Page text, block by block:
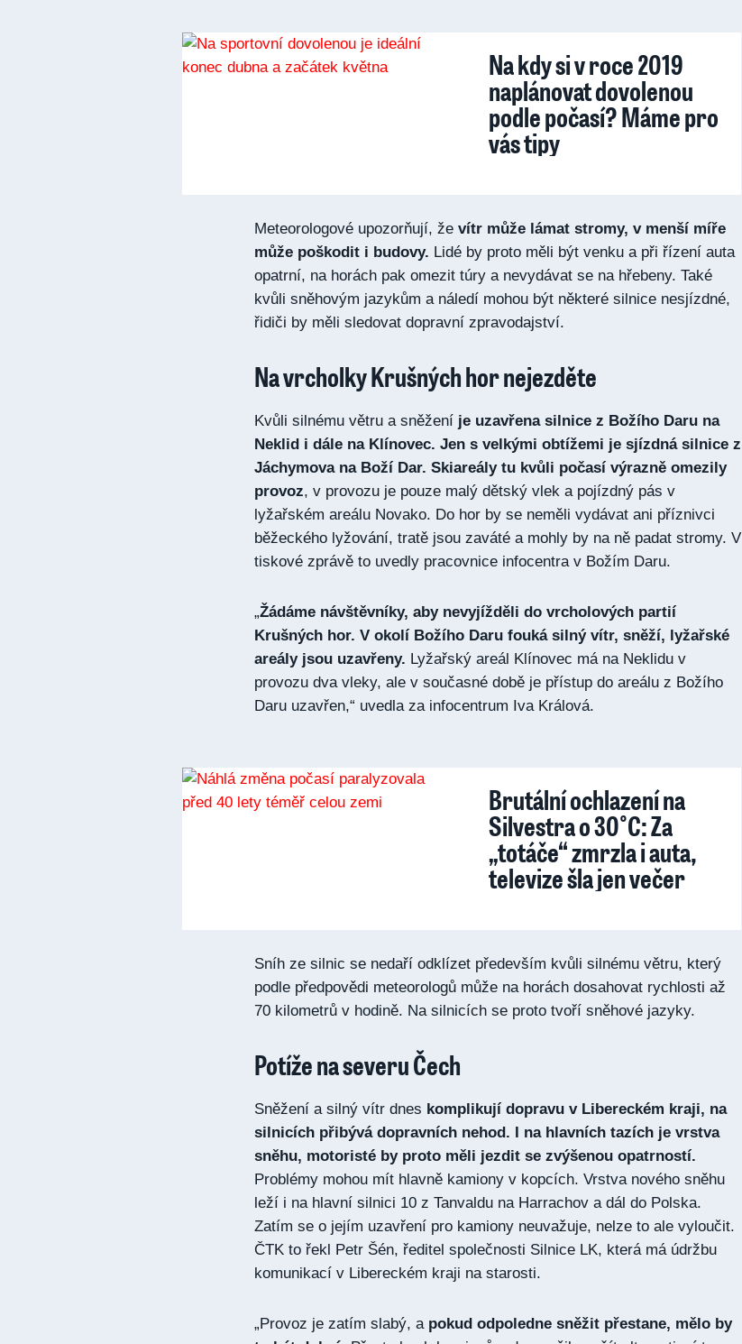
Na kdy si v roce 2019
naplánovat dovolenou
podle počasí? Máme pro
vás tipy
Meteorologové upozorňují, že vítr může lámat stromy, v menší míře
může poškodit i budovy. Lidé by proto měli být venku a při řízení auta
opatrní, na horách pak omezit túry a nevydávat se na hřebeny. Také
kvůli sněhovým jazykům a náledí mohou být některé silnice nesjízdné,
řidiči by měli sledovat dopravní zpravodajství.
Na vrcholky Krušných hor nejezděte
Kvůli silnému větru a sněžení je uzavřena silnice z Božího Daru na
Neklid i dále na Klínovec. Jen s velkými obtížemi je sjízdná silnice z
Jáchymova na Boží Dar. Skiareály tu kvůli počasí výrazně omezily
provoz, v provozu je pouze malý dětský vlek a pojízdný pás v
lyžařském areálu Novako. Do hor by se neměli vydávat ani příznivci
běžeckého lyžování, tratě jsou zaváté a mohly by na ně padat stromy. V
tiskové zprávě to uvedly pracovnice infocentra v Božím Daru.
„Žádáme návštěvníky, aby nevyjížděli do vrcholových partií
Krušných hor. V okolí Božího Daru fouká silný vítr, sněží, lyžařské
areály jsou uzavřeny. Lyžařský areál Klínovec má na Neklidu v
provozu dva vleky, ale v současné době je přístup do areálu z Božího
Daru uzavřen,“ uvedla za infocentrum Iva Králová.
Brutální ochlazení na
Silvestra o 30°C: Za
„totáče“ zmrzla i auta,
televize šla jen večer
Sníh ze silnic se nedaří odklízet především kvůli silnému větru, který
podle předpovědi meteorologů může na horách dosahovat rychlosti až
70 kilometrů v hodině. Na silnicích se proto tvoří sněhové jazyky.
Potíže na severu Čech
Sněžení a silný vítr dnes komplikují dopravu v Libereckém kraji, na
silnicích přibývá dopravních nehod. I na hlavních tazích je vrstva
sněhu, motoristé by proto měli jezdit se zvýšenou opatrností.
Problémy mohou mít hlavně kamiony v kopcích. Vrstva nového sněhu
leží i na hlavní silnici 10 z Tanvaldu na Harrachov a dál do Polska.
Zatím se o jejím uzavření pro kamiony neuvažuje, nelze to ale vyloučit.
ČTK to řekl Petr Šén, ředitel společnosti Silnice LK, která má údržbu
komunikací v Libereckém kraji na starosti.
„Provoz je zatím slabý, apokud odpoledne sněžit přestane, mělo by